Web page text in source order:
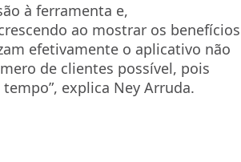
à ferramenta e,
ao mostrar os benefícios
efetivamente o aplicativo não
de clientes possível, pois
explica Ney Arruda.